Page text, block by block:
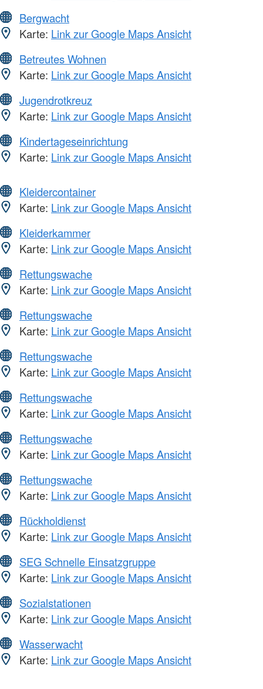
Bergwacht
Karte: Link zur Google Maps Ansicht
Betreutes Wohnen
Karte: Link zur Google Maps Ansicht
Jugendrotkreuz
Karte: Link zur Google Maps Ansicht
Kindertageseinrichtung
Karte: Link zur Google Maps Ansicht
Kleidercontainer
Karte: Link zur Google Maps Ansicht
Kleiderkammer
Karte: Link zur Google Maps Ansicht
Rettungswache
Karte: Link zur Google Maps Ansicht
Rettungswache
Karte: Link zur Google Maps Ansicht
Rettungswache
Karte: Link zur Google Maps Ansicht
Rettungswache
Karte: Link zur Google Maps Ansicht
Rettungswache
Karte: Link zur Google Maps Ansicht
Rettungswache
Karte: Link zur Google Maps Ansicht
Rückholdienst
Karte: Link zur Google Maps Ansicht
SEG Schnelle Einsatzgruppe
Karte: Link zur Google Maps Ansicht
Sozialstationen
Karte: Link zur Google Maps Ansicht
Wasserwacht
Karte: Link zur Google Maps Ansicht